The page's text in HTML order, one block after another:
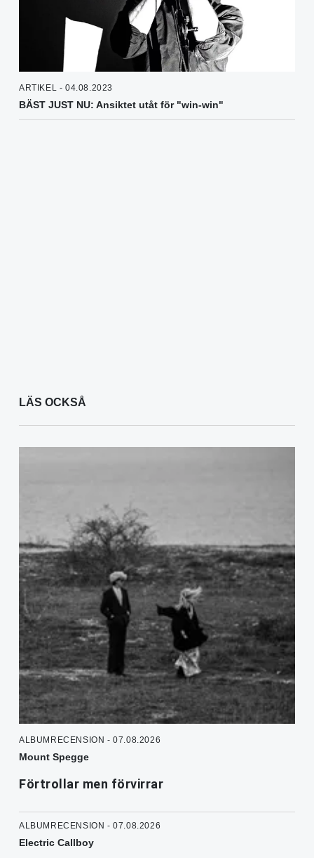
ARTIKEL - 04.08.2023
BÄST JUST NU: Ansiktet utåt för "win-win"
LÄS OCKSÅ
ALBUMRECENSION - 07.08.2026
Mount Spegge
Förtrollar men förvirrar
ALBUMRECENSION - 07.08.2026
Electric Callboy